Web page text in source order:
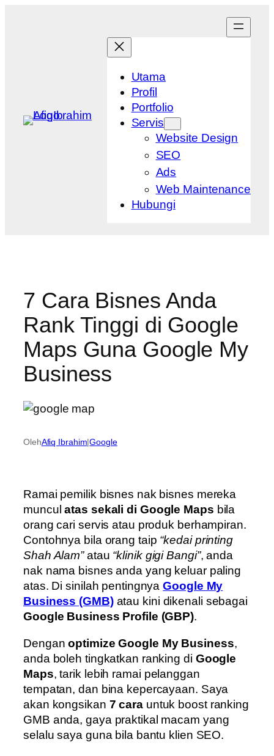
Utama
Profil
Portfolio
Servis
Website Design
SEO
Ads
Web Maintenance
Hubungi
7 Cara Bisnes Anda
Rank Tinggi di Google
Maps Guna Google My
Business
OlehAfiq Ibrahim|Google
Ramai pemilik bisnes nak bisnes mereka
munculatas sekali di Google Maps bila
orang cari servis atau produk berhampiran.
Contohnya bila orang taip “kedai printing
Shah Alam”atau “klinik gigi Bangi”, anda
nak nama bisnes anda yang keluar paling
atas. Di sinilah pentingnyaGoogle My
Business (GMB)atau kini dikenali sebagai
Google Business Profile (GBP).
Denganoptimize Google My Business,
anda boleh tingkatkan ranking di Google
Maps, tarik lebih ramai pelanggan
tempatan, dan bina kepercayaan. Saya
akan kongsikan 7 cara untuk boost ranking
GMB anda, gaya praktikal macam yang
selalu saya guna bila bantu klien SEO.